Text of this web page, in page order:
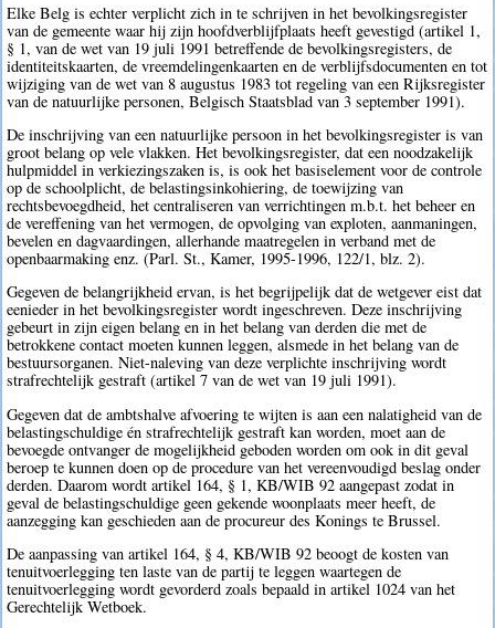
Elke Belg is echter verplicht zich in te schrijven in het bevolkingsregister
van de gemeente waar hij zijn hoofdverblijfplaats heeft gevestigd (artikel 1,
§ 1, van de wet van 19 juli 1991 betreffende de bevolkingsregisters, de
identiteitskaarten, de vreemdelingenkaarten en de verblijfsdocumenten en tot
wijziging van de wet van 8 augustus 1983 tot regeling van een Rijksregister
van de natuurlijke personen, Belgisch Staatsblad van 3 september 1991).
De inschrijving van een natuurlijke persoon in het bevolkingsregister is van
groot belang op vele vlakken. Het bevolkingsregister, dat een noodzakelijk
hulpmiddel in verkiezingszaken is, is ook het basiselement voor de controle
op de schoolplicht, de belastingsinkohiering, de toewijzing van
rechtsbevoegdheid, het centraliseren van verrichtingen m.b.t. het beheer en
de vereffening van het vermogen, de opvolging van exploten, aanmaningen,
bevelen en dagvaardingen, allerhande maatregelen in verband met de
openbaarmaking enz. (Parl. St., Kamer, 1995-1996, 122/1, blz. 2).
Gegeven de belangrijkheid ervan, is het begrijpelijk dat de wetgever eist dat
eenieder in het bevolkingsregister wordt ingeschreven. Deze inschrijving
gebeurt in zijn eigen belang en in het belang van derden die met de
betrokkene contact moeten kunnen leggen, alsmede in het belang van de
bestuursorganen. Niet-naleving van deze verplichte inschrijving wordt
strafrechtelijk gestraft (artikel 7 van de wet van 19 juli 1991).
Gegeven dat de ambtshalve afvoering te wijten is aan een nalatigheid van de
belastingschuldige én strafrechtelijk gestraft kan worden, moet aan de
bevoegde ontvanger de mogelijkheid geboden worden om ook in dit geval
beroep te kunnen doen op de procedure van het vereenvoudigd beslag onder
derden. Daarom wordt artikel 164, § 1, KB/WIB 92 aangepast zodat in
geval de belastingschuldige geen gekende woonplaats meer heeft, de
aanzegging kan geschieden aan de procureur des Konings te Brussel.
De aanpassing van artikel 164, § 4, KB/WIB 92 beoogt de kosten van
tenuitvoerlegging ten laste van de partij te leggen waartegen de
tenuitvoerlegging wordt gevorderd zoals bepaald in artikel 1024 van het
Gerechtelijk Wetboek.